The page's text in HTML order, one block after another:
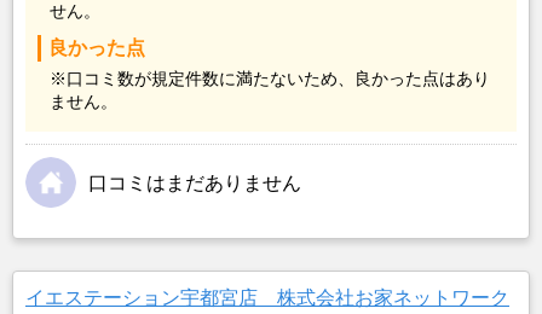
せん。
良かった点
※口コミ数が規定件数に満たないため、良かった点はあり
ません。
口コミはまだありません
イエステーション宇都宮店 株式会社お家ネットワーク